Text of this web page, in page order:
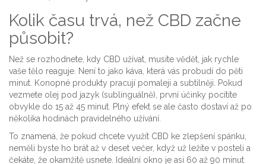
Kolik času trvá, než CBD začne
působit?
Než se rozhodnete, kdy CBD užívat, musíte vědět, jak rychle
vaše tělo reaguje. Není to jako káva, která vás probudí do pěti
minut. Konopné produkty pracují pomaleji a subtilněji. Pokud
vezmete olej pod jazyk (sublinguálně), první účinky pocítíte
obvykle do 15 až 45 minut. Plný efekt se ale často dostaví až po
několika hodinách pravidelného užívání.
To znamená, že pokud chcete využít CBD ke zlepšení spánku,
neměli byste ho brát až v deset večer, když už ležíte v posteli a
čekáte, že okamžitě usnete. Ideální okno je asi 60 až 90 minut